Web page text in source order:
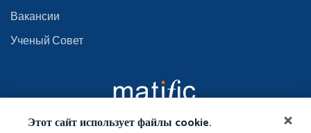
Этот сайт использует файлы cookie.
Вакансии
Ученый Совет